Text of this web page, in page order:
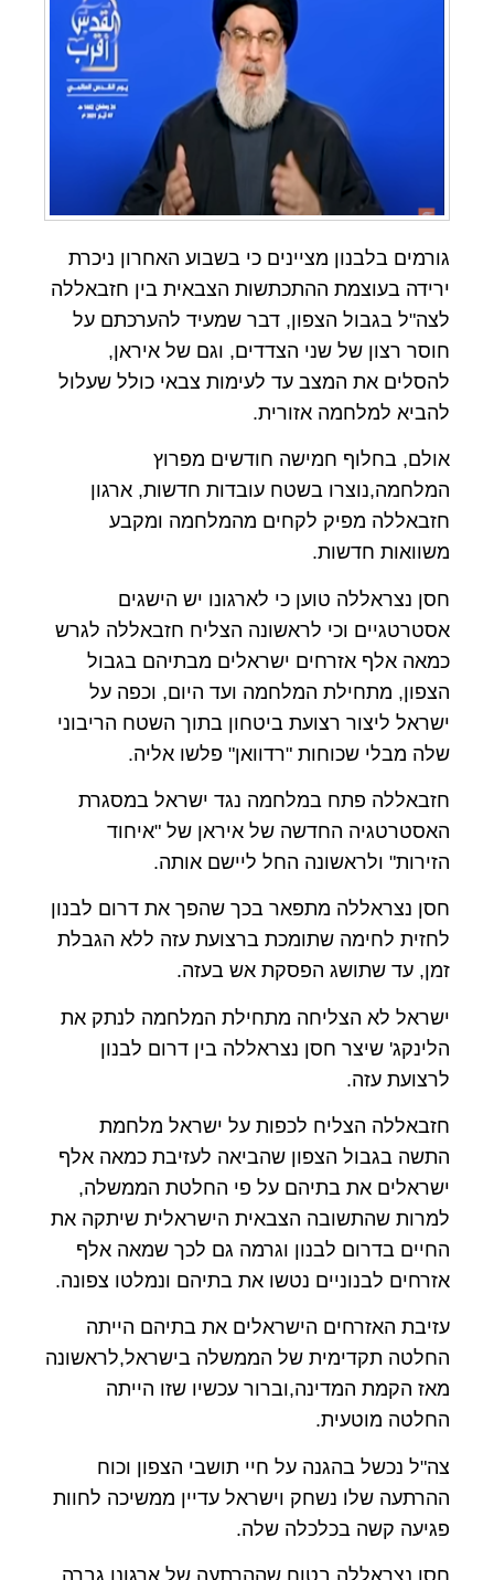
גורמים בלבנון מציינים כי בשבוע האחרון ניכרת
ירידה בעוצמת ההתכתשות הצבאית בין חזבאללה
לצה"ל בגבול הצפון, דבר שמעיד להערכתם על
חוסר רצון של שני הצדדים, וגם של איראן,
להסלים את המצב עד לעימות צבאי כולל שעלול
להביא למלחמה אזורית.
אולם, בחלוף חמישה חודשים מפרוץ
המלחמה,נוצרו בשטח עובדות חדשות, ארגון
חזבאללה מפיק לקחים מהמלחמה ומקבע
משוואות חדשות.
חסן נצראללה טוען כי לארגונו יש הישגים
אסטרטגיים וכי לראשונה הצליח חזבאללה לגרש
כמאה אלף אזרחים ישראלים מבתיהם בגבול
הצפון, מתחילת המלחמה ועד היום, וכפה על
ישראל ליצור רצועת ביטחון בתוך השטח הריבוני
שלה מבלי שכוחות "רדוואן" פלשו אליה.
חזבאללה פתח במלחמה נגד ישראל במסגרת
האסטרטגיה החדשה של איראן של "איחוד
הזירות" ולראשונה החל ליישם אותה.
חסן נצראללה מתפאר בכך שהפך את דרום לבנון
לחזית לחימה שתומכת ברצועת עזה ללא הגבלת
זמן, עד שתושג הפסקת אש בעזה.
ישראל לא הצליחה מתחילת המלחמה לנתק את
הלינקג' שיצר חסן נצראללה בין דרום לבנון
לרצועת עזה.
חזבאללה הצליח לכפות על ישראל מלחמת
התשה בגבול הצפון שהביאה לעזיבת כמאה אלף
ישראלים את בתיהם על פי החלטת הממשלה,
למרות שהתשובה הצבאית הישראלית שיתקה את
החיים בדרום לבנון וגרמה גם לכך שמאה אלף
אזרחים לבנוניים נטשו את בתיהם ונמלטו צפונה.
עזיבת האזרחים הישראלים את בתיהם הייתה
החלטה תקדימית של הממשלה בישראל,לראשונה
מאז הקמת המדינה,וברור עכשיו שזו הייתה
החלטה מוטעית.
צה"ל נכשל בהגנה על חיי תושבי הצפון וכוח
ההרתעה שלו נשחק וישראל עדיין ממשיכה לחוות
פגיעה קשה בכלכלה שלה.